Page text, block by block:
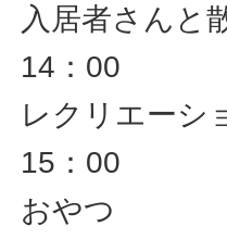
入居者さんと
14：00
レクリエーシ
15：00
おやつ